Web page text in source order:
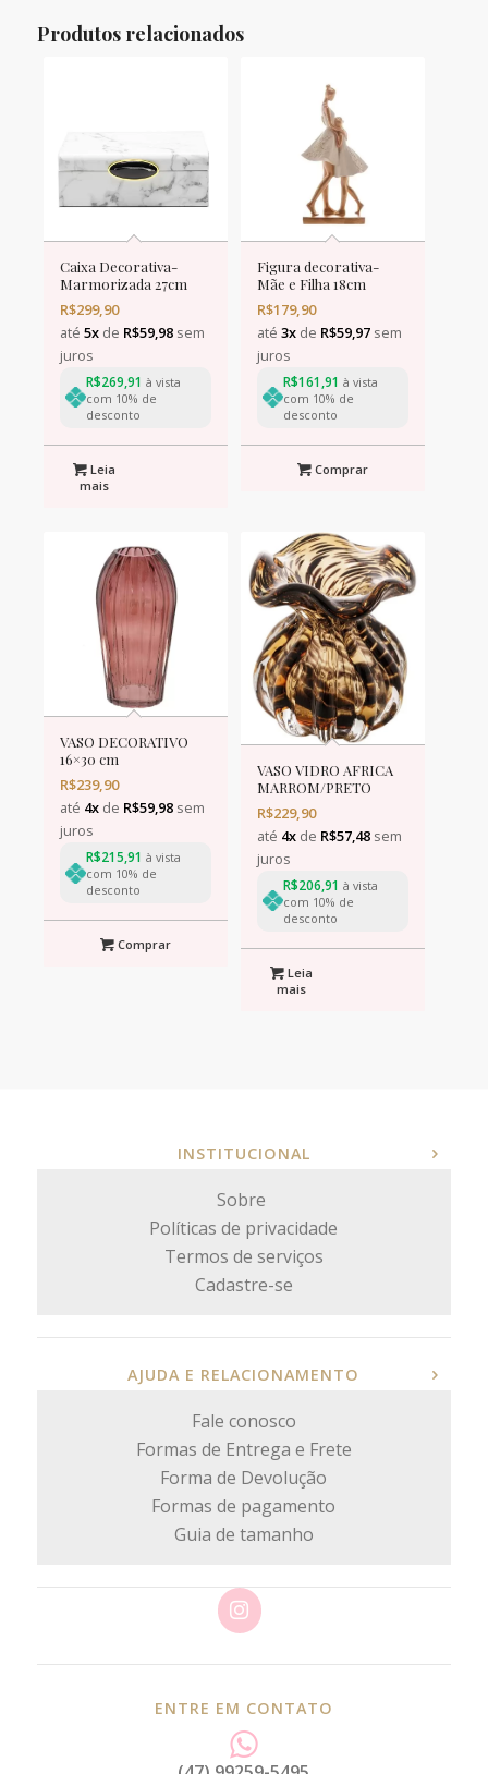
Produtos relacionados
Caixa Decorativa-
Marmorizada 27cm
R$299,90
até 5xde R$59,98sem
juros
R$269,91 à vista
com 10% de
desconto
Leia
mais
Figura decorativa-
Mãe e Filha 18cm
R$179,90
até 3xde R$59,97sem
juros
R$161,91 à vista
com 10% de
desconto
Comprar
VASO DECORATIVO
16×30 cm
R$239,90
até 4xde R$59,98sem
juros
R$215,91 à vista
com 10% de
desconto
Comprar
VASO VIDRO AFRICA
MARROM/PRETO
13x17cm
R$229,90
até 4xde R$57,48sem
juros
R$206,91 à vista
com 10% de
desconto
Leia
mais
INSTITUCIONAL
Sobre
Políticas de privacidade
Termos de serviços
Cadastre-se
AJUDA E RELACIONAMENTO
Fale conosco
Formas de Entrega e Frete
Forma de Devolução
Formas de pagamento
Guia de tamanho
ENTRE EM CONTATO